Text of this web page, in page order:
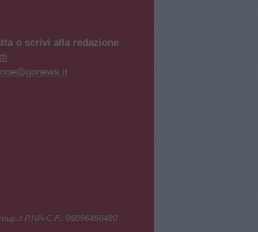
o scrivi alla redazione
P.IVA-C.F.: 05096450480